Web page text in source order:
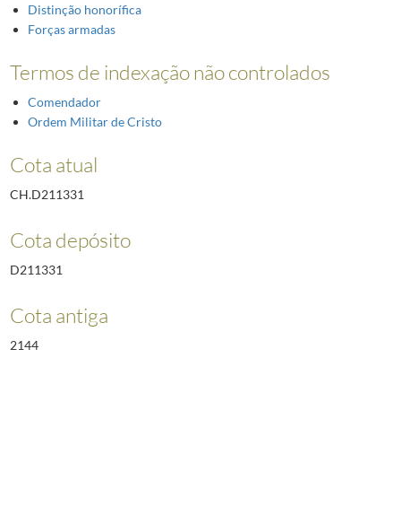
Distinção honorífica
Forças armadas
Termos de indexação não controlados
Comendador
Ordem Militar de Cristo
Cota atual
CH.D211331
Cota depósito
D211331
Cota antiga
2144